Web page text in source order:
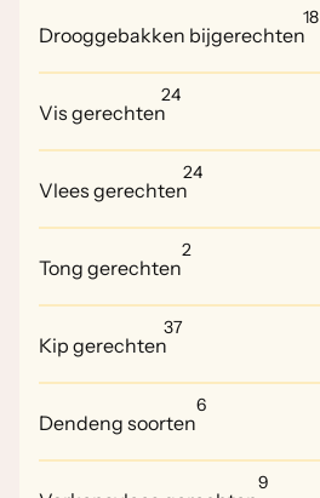
Drooggebakken bijgerechten
18
Vis gerechten
24
Vlees gerechten
24
Tong gerechten
2
Kip gerechten
37
Dendeng soorten
6
9